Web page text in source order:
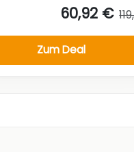
60,92 €
Zum Deal